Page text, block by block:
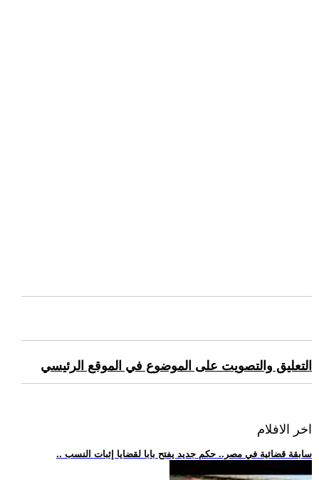
التعليق والتصويت على الموضوع في الموقع الرئيسي
اخر الافلام
.. سابقة قضائية في مصر.. حكم جديد يفتح بابا لقضايا إثبات النسب